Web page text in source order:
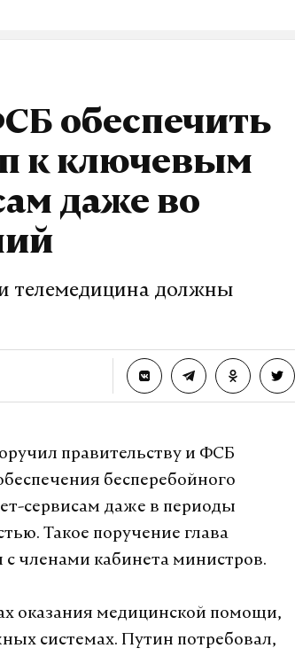
обеспечить
к ключевым
даже во
телемедицина должны
правительству и ФСБ
бесперебойного
сервисам даже в периоды
Такое поручение глава
с членами кабинета министров.
оказания медицинской помощи,
системах. Путин потребовал,